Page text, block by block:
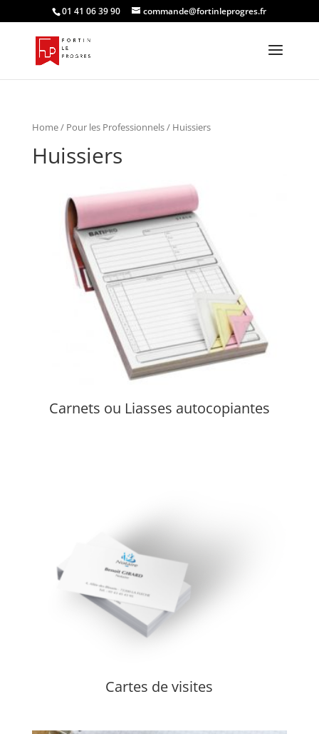
01 41 06 39 90 commande@fortinleprogres.fr
Home/ Pour les Professionnels/ Huissiers
Huissiers
Carnets ou Liasses autocopiantes
Cartes de visites